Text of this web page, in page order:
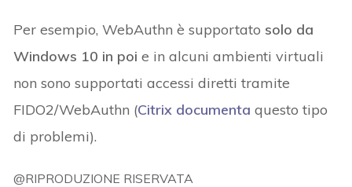
Per esempio, WebAuthn è supportato solo da
Windows 10 in poi e in alcuni ambienti virtuali
non sono supportati accessi diretti tramite
FIDO2/WebAuthn (Citrix documenta questo tipo
di problemi).
@RIPRODUZIONE RISERVATA